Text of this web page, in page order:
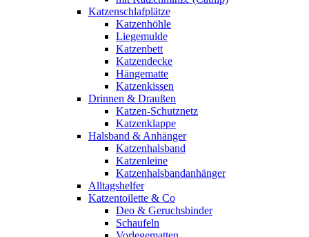
Katzenschlafplätze
Katzenhöhle
Liegemulde
Katzenbett
Katzendecke
Hängematte
Katzenkissen
Drinnen & Draußen
Katzen-Schutznetz
Katzenklappe
Halsband & Anhänger
Katzenhalsband
Katzenleine
Katzenhalsbandanhänger
Alltagshelfer
Katzentoilette & Co
Deo & Geruchsbinder
Schaufeln